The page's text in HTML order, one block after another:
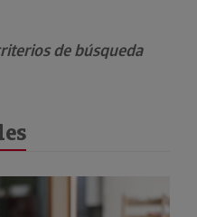
de búsqueda